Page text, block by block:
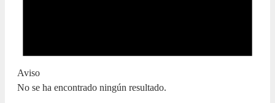
Aviso
No se ha encontrado ningún resultado.